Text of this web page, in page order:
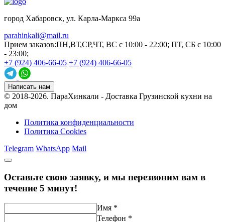
город Хабаровск, ул. Карла-Маркса 99а
parahinkali@mail.ru
Прием заказов:ПН,ВТ,СР,ЧТ, ВС с 10:00 - 22:00; ПТ, СБ с 10:00
- 23:00;
+7 (924) 406-66-05 +7 (924) 406-66-05
Написать нам
© 2018-2026. ПараХинкали - Доставка Грузинской кухни на
дом
Политика конфиденциальности
Политика Cookies
Telegram WhatsApp Mail
Оставьте свою заявку, и мы перезвоним вам в
течение 5 минут!
Имя *
Телефон *